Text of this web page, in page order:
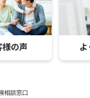
様の声
相談窓口